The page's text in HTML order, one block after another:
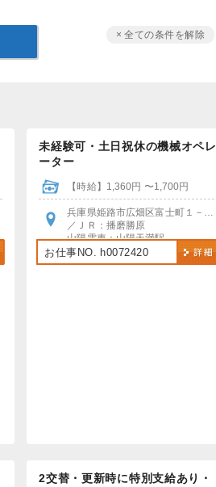
× 全ての条件を解除
未経験可・土日祝休の機械オペレ
ーター
【時給】1,360円 〜1,700円
兵庫県姫路市広畑区富士町１－４０
／ＪＲ：播磨勝原
山陽電車：山陽天満駅
＊各駅より無料送迎あり
＊車通勤OK、無料Pあり
お仕事NO. h0072420
2交替・更新時に特別支給あり・